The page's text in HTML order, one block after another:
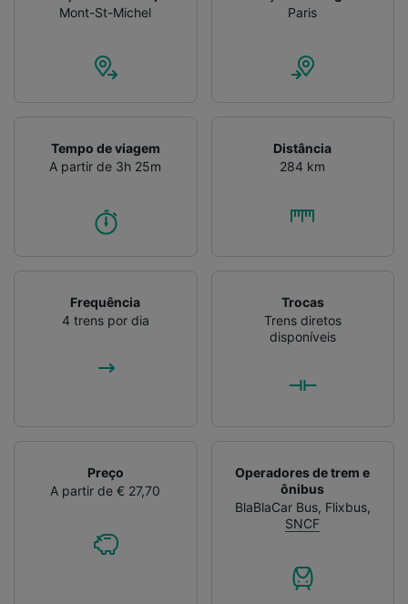
Mont-St-Michel
Paris
Tempo de viagem
A partir de 3h 25m
Distância
284 km
Frequência
4 trens por dia
Trocas
Trens diretos
disponíveis
Preço
A partir de € 27,70
Operadores de trem e
ônibus
BlaBlaCar Bus, Flixbus,
SNCF
Verificar ativamente as características do
Publicidade e conteúdo personalizados,
de público e desenvolvimento de serviços..
Lista de parceiros (fornecedores)